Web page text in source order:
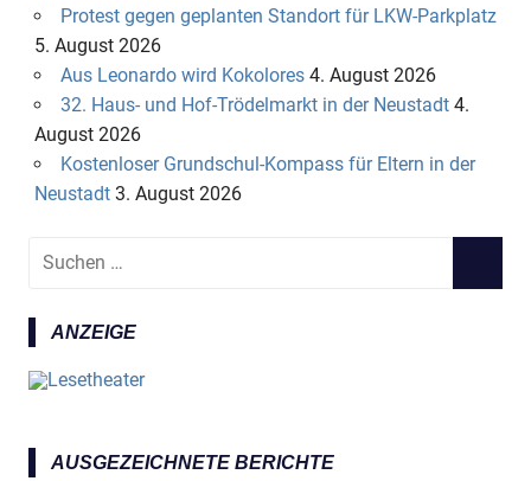
Protest gegen geplanten Standort für LKW-Parkplatz
5. August 2026
Aus Leonardo wird Kokolores 4. August 2026
32. Haus- und Hof-Trödelmarkt in der Neustadt 4.
August 2026
Kostenloser Grundschul-Kompass für Eltern in der
Neustadt 3. August 2026
e
ANZEIGE
AUSGEZEICHNETE BERICHTE